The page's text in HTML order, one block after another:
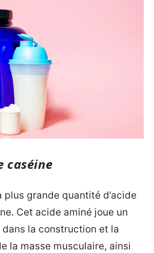
caséine
plus grande quantité d’acide
Cet acide aminé joue un
la construction et la
la masse musculaire, ainsi